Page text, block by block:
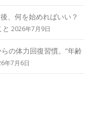
、何を始めればいい？
2026年7月9日
の体力回復習慣。“年齢
年7月6日